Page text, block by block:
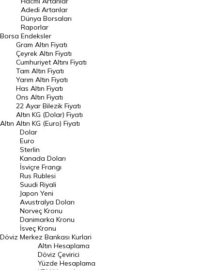
Geçmiş Kapanışlar
Dünya Borsaları
Raporlar
Endeksler
DÖVİZ
Döviz Kuru
Dolar Kuru
Euro Kuru
Pound Kuru
Frank Kuru
Riyal Kuru
Avustralya Doları
Danimarka Kronu Kuru
Kanada Doları Kuru
Norveç Kronu Kuru
İsveç Kronu Kuru
Japon Yeni Kuru
Borsa
Adedi Artanlar
Dünya Borsaları
Raporlar
Endeksler
Altın
Gram Altın Fiyatı
Çeyrek Altın Fiyatı
Cumhuriyet Altını Fiyatı
Tam Altın Fiyatı
Yarım Altın Fiyatı
Has Altın Fiyatı
Ons Altın Fiyatı
22 Ayar Bilezik Fiyatı
Altın KG (Dolar) Fiyatı
Altın KG (Euro) Fiyatı
Döviz
Dolar
Euro
Sterlin
Kanada Doları
İsviçre Frangı
Rus Rublesi
Suudi Riyali
Japon Yeni
Avustralya Doları
Norveç Kronu
Danimarka Kronu
İsveç Kronu
Merkez Bankası Kurlari
Altın Hesaplama
Döviz Çevirici
Yüzde Hesaplama